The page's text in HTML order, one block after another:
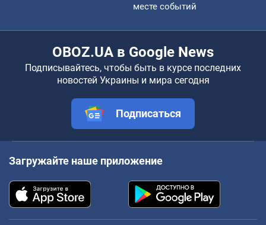
месте событий
OBOZ.UA в Google News
Подписывайтесь, чтобы быть в курсе последних
новостей Украины и мира сегодня
Подписаться
Загружайте наше приложение